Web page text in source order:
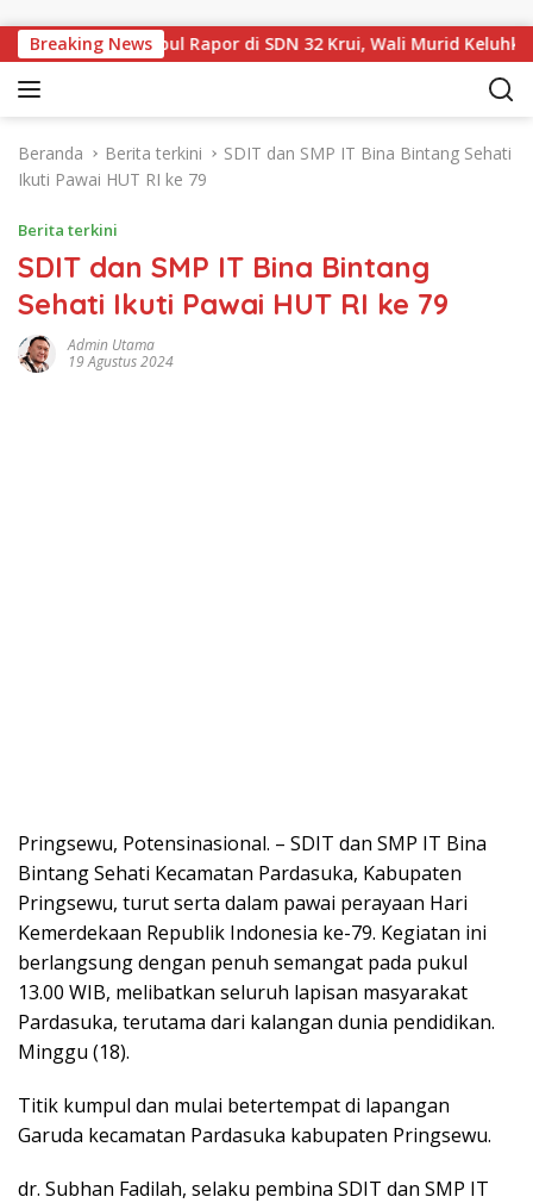
Breaking News
dan Sampul Rapor di SDN 32 Krui, Wali Murid Keluhkan
Beranda Berita terkini
SDIT dan SMP IT Bina Bintang Sehati
Ikuti Pawai HUT RI ke 79
Berita terkini
SDIT dan SMP IT Bina Bintang
Sehati Ikuti Pawai HUT RI ke 79
Admin Utama
19 Agustus 2024
Pringsewu, Potensinasional. – SDIT dan SMP IT Bina
Bintang Sehati Kecamatan Pardasuka, Kabupaten
Pringsewu, turut serta dalam pawai perayaan Hari
Kemerdekaan Republik Indonesia ke-79. Kegiatan ini
berlangsung dengan penuh semangat pada pukul
13.00 WIB, melibatkan seluruh lapisan masyarakat
Pardasuka, terutama dari kalangan dunia pendidikan.
Minggu (18).
Titik kumpul dan mulai betertempat di lapangan
Garuda kecamatan Pardasuka kabupaten Pringsewu.
dr. Subhan Fadilah, selaku pembina SDIT dan SMP IT